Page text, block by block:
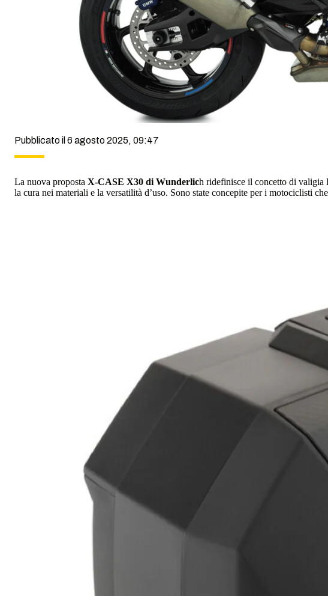
Pubblicato il 6 agosto 2025, 09:47
La nuova proposta X-CASE X30 di Wunderlich ridefinisce il concetto di valigia
la cura nei materiali e la versatilità d’uso. Sono state concepite per i motociclisti